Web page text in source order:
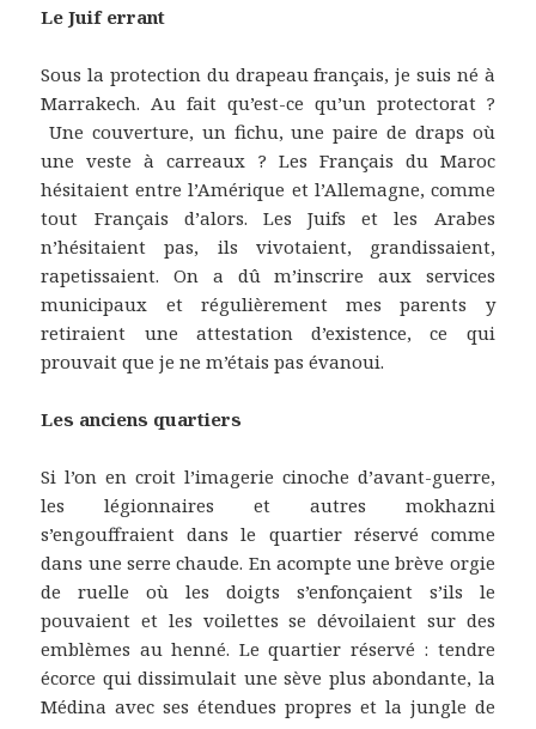
Le Juif errant
Sous la protection du drapeau français, je suis né à
Marrakech. Au fait qu’est-ce qu’un protectorat ?
Une couverture, un fichu, une paire de draps où
une veste à carreaux ? Les Français du Maroc
hésitaient entre l’Amérique et l’Allemagne, comme
tout Français d’alors. Les Juifs et les Arabes
n’hésitaient pas, ils vivotaient, grandissaient,
rapetissaient. On a dû m’inscrire aux services
municipaux et régulièrement mes parents y
retiraient une attestation d’existence, ce qui
prouvait que je ne m’étais pas évanoui.
Les anciens quartiers
Si l’on en croit l’imagerie cinoche d’avant-guerre,
les légionnaires et autres mokhazni
s’engouffraient dans le quartier réservé comme
dans une serre chaude. En acompte une brève orgie
de ruelle où les doigts s’enfonçaient s’ils le
pouvaient et les voilettes se dévoilaient sur des
emblèmes au henné. Le quartier réservé : tendre
écorce qui dissimulait une sève plus abondante, la
Médina avec ses étendues propres et la jungle de